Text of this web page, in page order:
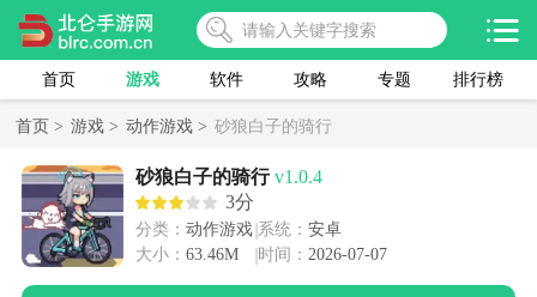
首页 游戏 软件 攻略 专题 排行榜
首页 > 游戏 > 动作游戏 > 砂狼白子的骑行
砂狼白子的骑行v1.0.4
3分
分类： 动作游戏 系统： 安卓
大小： 63.46M 时间： 2026-07-07